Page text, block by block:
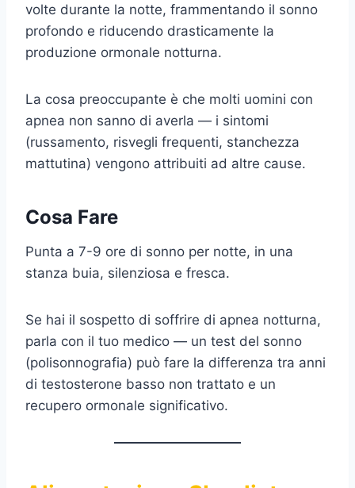
volte durante la notte, frammentando il sonno
profondo e riducendo drasticamente la
produzione ormonale notturna.
La cosa preoccupante è che molti uomini con
apnea non sanno di averla — i sintomi
(russamento, risvegli frequenti, stanchezza
mattutina) vengono attribuiti ad altre cause.
Cosa Fare
Punta a 7-9 ore di sonno per notte, in una
stanza buia, silenziosa e fresca.
Se hai il sospetto di soffrire di apnea notturna,
parla con il tuo medico — un test del sonno
(polisonnografia) può fare la differenza tra anni
di testosterone basso non trattato e un
recupero ormonale significativo.